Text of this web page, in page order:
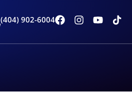
(404) 902-6004